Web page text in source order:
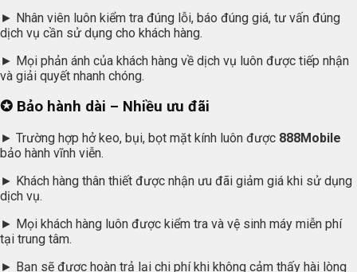
► Nhân viên luôn kiểm tra đúng lỗi, báo đúng giá, tư vấn đúng
dịch vụ cần sử dụng cho khách hàng.
► Mọi phản ánh của khách hàng về dịch vụ luôn được tiếp nhận
và giải quyết nhanh chóng.
✪ Bảo hành dài – Nhiều ưu đãi
► Trường hợp hở keo, bụi, bọt mặt kính luôn được 888Mobile
bảo hành vĩnh viễn.
► Khách hàng thân thiết được nhận ưu đãi giảm giá khi sử dụng
dịch vụ.
► Mọi khách hàng luôn được kiểm tra và vệ sinh máy miễn phí
tại trung tâm.
► Bạn sẽ được hoàn trả lại chi phí khi không cảm thấy hài lòng